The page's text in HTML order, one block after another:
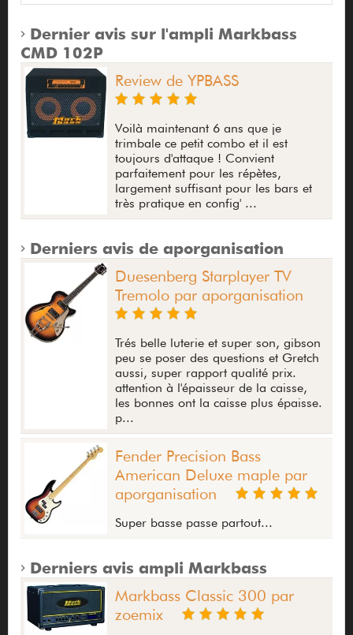
Dernier avis sur l'ampli Markbass
CMD 102P
Review de YPBASS
Voilà maintenant 6 ans que je
trimbale ce petit combo et il est
toujours d'attaque ! Convient
parfaitement pour les répètes,
largement suffisant pour les bars et
très pratique en config' ...
Derniers avis de aporganisation
Duesenberg Starplayer TV
Tremolo par aporganisation
Trés belle luterie et super son, gibson
peu se poser des questions et Gretch
aussi, super rapport qualité prix.
attention à l'épaisseur de la caisse,
les bonnes ont la caisse plus épaisse.
p...
Fender Precision Bass
American Deluxe maple par
aporganisation
Super basse passe partout...
Derniers avis ampli Markbass
Markbass Classic 300 par
zoemix